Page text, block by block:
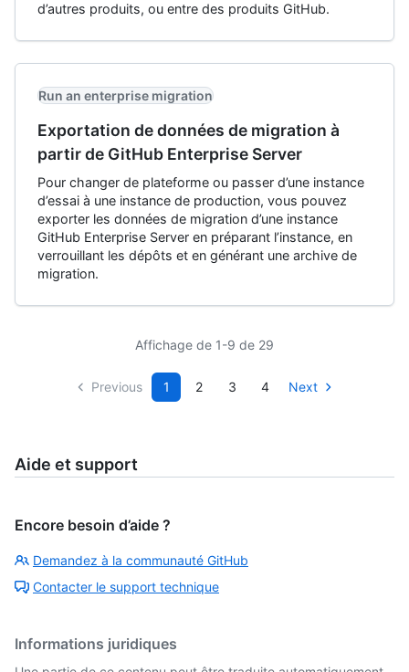
d’autres produits, ou entre des produits GitHub.
Run an enterprise migration
Exportation de données de migration à
partir de GitHub Enterprise Server
Pour changer de plateforme ou passer d’une instance
d’essai à une instance de production, vous pouvez
exporter les données de migration d’une instance
GitHub Enterprise Server en préparant l’instance, en
verrouillant les dépôts et en générant une archive de
migration.
Affichage de 1-9 de 29
Previous 1 2 3 4 Next
Aide et support
Encore besoin d’aide ?
Demandez à la communauté GitHub
Contacter le support technique
Informations juridiques